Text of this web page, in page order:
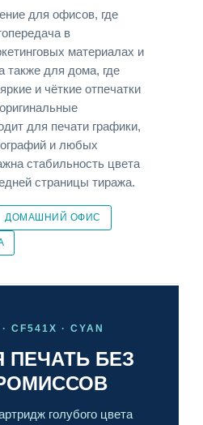
для офисов, где
в
материалах и
также для дома, где
и чёткие отпечатки
для печати графики,
и любых
стабильность цвета
страницы тиража.
ДОМАШНИЙ ОФИС
CF541X · CYAN
ПЕЧАТЬ БЕЗ
голубого цвета